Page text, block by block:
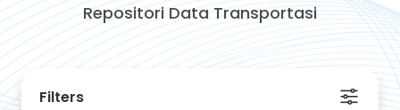
Repositori Data Transportasi
Filters